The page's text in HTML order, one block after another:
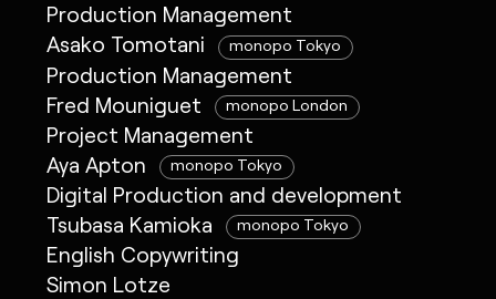
Production Management
Asako Tomotani
monopo Tokyo
Production Management
Fred Mouniguet
monopo London
Project Management
Aya Apton
monopo Tokyo
Digital Production and development
Tsubasa Kamioka
monopo Tokyo
English Copywriting
Simon Lotze